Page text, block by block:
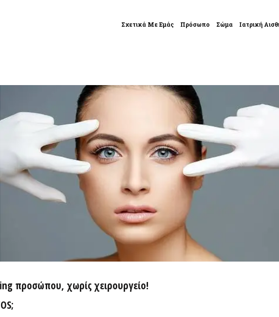
Σχετικά Με Εμάς Πρόσωπο Σώμα Ιατρική
προσώπου, χωρίς χειρουργείο!